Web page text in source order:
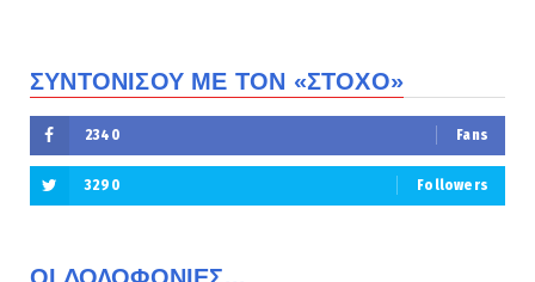
ΣΥΝΤΟΝΙΣΟΥ ΜΕ ΤΟΝ «ΣΤΟΧΟ»
2340 Fans
3290 Followers